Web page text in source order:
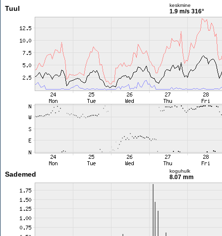
Tuul keskmine
1.9 m/s 316°
Sademed koguhulk
8.07 mm